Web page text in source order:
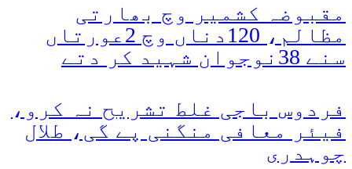
مقبوضہ کشمیر وچ بھارتی
مظالم، 120دناں وچ 2عورتاں
سنے 38نوجوان شہید کر دتے
فردوس باجی غلط تشریح نہ کرو،
فیئر معافی منگنی پے گی، طلال
چوہدری